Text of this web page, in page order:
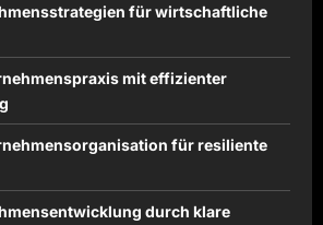
für wirtschaftliche
mit effizienter
für resiliente
durch klare